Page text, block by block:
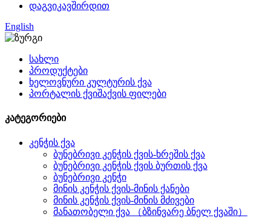
დაგვიკავშირდით
English
სახლი
პროდუქტები
ხელოვნური კულტურის ქვა
პორტალის ქვიშაქვის ფილები
კატეგორიები
კენჭის ქვა
ბუნებრივი კენჭის ქვის-ხრეშის ქვა
ბუნებრივი კენჭის ქვის ბურთის ქვა
ბუნებრივი კენჭი
მინის კენჭის ქვის-მინის ქანები
მინის კენჭის ქვის-მინის მძივები
მანათობელი ქვა （ბზინვარე ბნელ ქვაში）